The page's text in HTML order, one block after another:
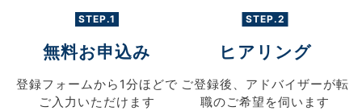
STEP.1
無料お申込み
登録フォームから 1分ほどで
ご入力 いただけます
STEP.2
ヒアリング
ご登録後、 アドバイザーが転
職のご希望を伺います